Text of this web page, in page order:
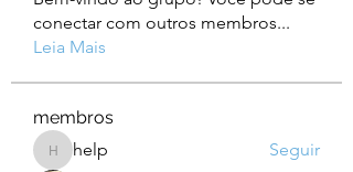
conectar com outros membros...
Leia Mais
membros
helphelp Seguir